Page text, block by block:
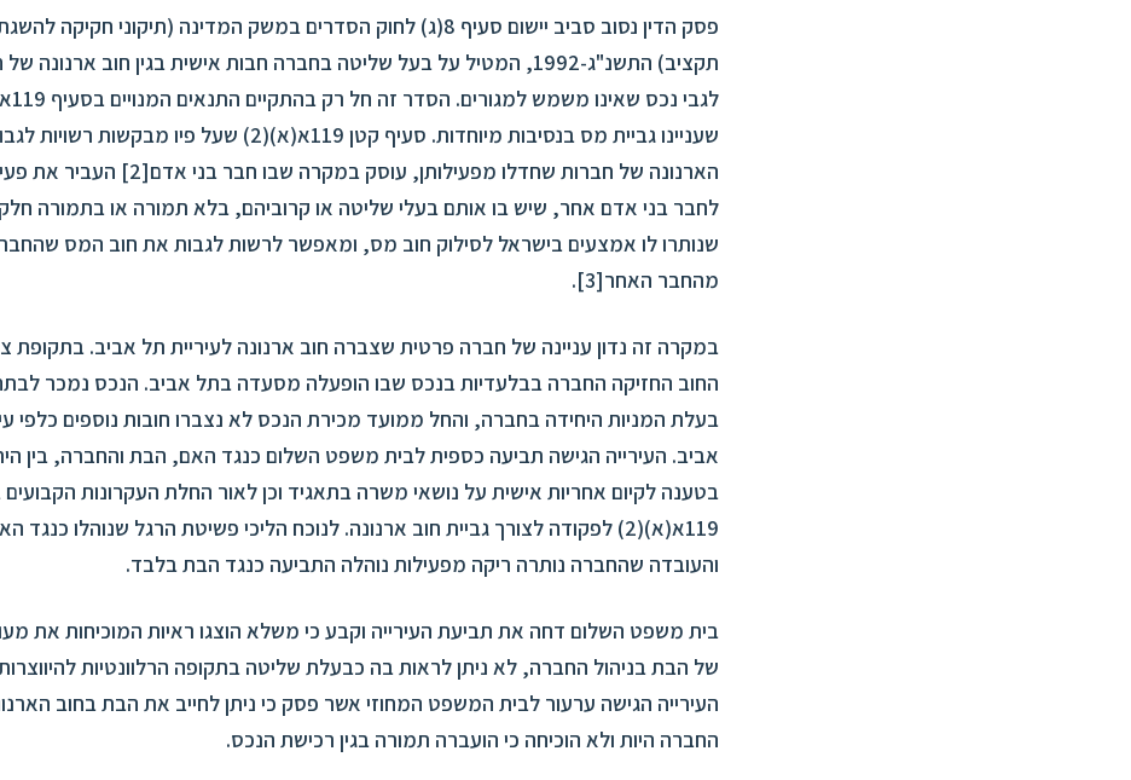
פסק הדין נסוב סביב יישום סעיף 8(ג) לחוק הסדרים במשק המדינה (תיקוני חקיקה
תקציב) התשנ"ג-1992, המטיל על בעל שליטה בחברה חבות אישית בגין חוב ארנונה
לגבי
שעניינו גביית מס בנסיבות מיוחדות. סעיף קטן 119א(א)(2) שעל פיו
הארנונה של חברות שחדלו מפעילותן, עוסק במקרה שבו חבר בני אדם[2]
העביר את
לחבר בני אדם אחר, שיש בו אותם בעלי שליטה או קרוביהם, בלא תמורה או בתמורה
שנותרו לו אמצעים בישראל לסילוק חוב מס, ומאפשר לרשות לגבות את חוב המס שהחבר
מהחבר האחר[3]
.
במקרה זה נדון עניינה של חברה פרטית שצברה חוב ארנונה לעיריית תל אביב. בתקופת
החוב החזיקה החברה בבלעדיות בנכס שבו הופעלה מסעדה בתל אביב. הנכס נמכר
בעלת המניות היחידה בחברה, והחל ממועד מכירת הנכס לא נצברו חובות נוספים כלפי
אביב. העירייה הגישה תביעה כספית לבית משפט השלום כנגד האם, הבת והחברה, בין
בטענה לקיום אחריות אישית על נושאי משרה בתאגיד וכן לאור החלת העקרונות
119א(א)(2) לפקודה לצורך גביית חוב ארנונה. לנוכח הליכי פשיטת הרגל שנוהלו כנגד
והעובדה שהחברה נותרה ריקה מפעילות נוהלה התביעה כנגד הבת בלבד.
בית משפט השלום דחה את תביעת העירייה וקבע כי משלא הוצגו ראיות המוכיחות את
של הבת בניהול החברה, לא ניתן לראות בה כבעלת שליטה בתקופה הרלוונטיות
העירייה הגישה ערעור לבית המשפט המחוזי אשר פסק כי ניתן לחייב את הבת בחוב
החברה היות ולא הוכיחה כי הועברה תמורה בגין רכישת הנכס.